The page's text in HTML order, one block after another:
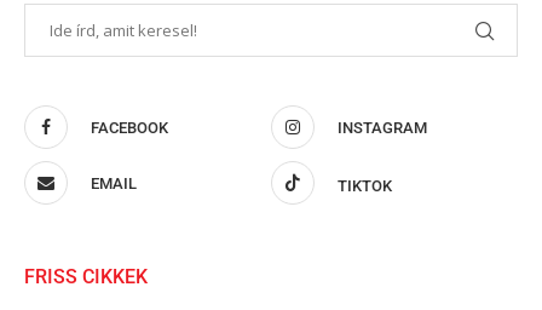
FACEBOOK INSTAGRAM
EMAIL TIKTOK
FRISS CIKKEK